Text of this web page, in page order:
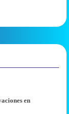
en